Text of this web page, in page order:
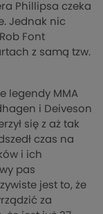
Phillipsa czeka
Jednak nic
Font
z samą tzw.
legendy MMA
i Deiveson
się z aż tak
czas na
i ich
pas
jest to, że
za